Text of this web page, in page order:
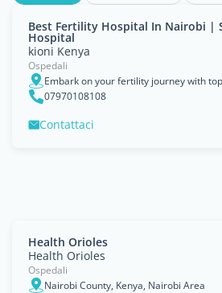
Best Fertility Hospital In Nairobi |
Hospital
kioni Kenya
Ospedali
07970108108
Contattaci
Health Orioles
Health Orioles
Ospedali
Nairobi County, Kenya, Nairobi Area